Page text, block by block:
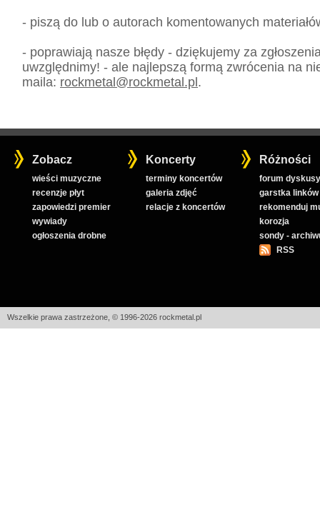
- piszą do lub o autorach komentowanych
- poprawiają nasze błędy - dziękujemy za
uwzględnimy! - ale najlepszą formą zwrócenia na
maila: rockmetal@rockmetal.pl.
Zobacz
wieści muzyczne
recenzje płyt
zapowiedzi premier
wywiady
ogłoszenia drobne
Koncerty
terminy koncertów
galeria zdjęć
relacje z koncertów
Różności
forum
garstka linków
rekomenduj
korozja
sondy -
RSS
Wszelkie prawa zastrzeżone, © 1996-2026 rockmetal.pl